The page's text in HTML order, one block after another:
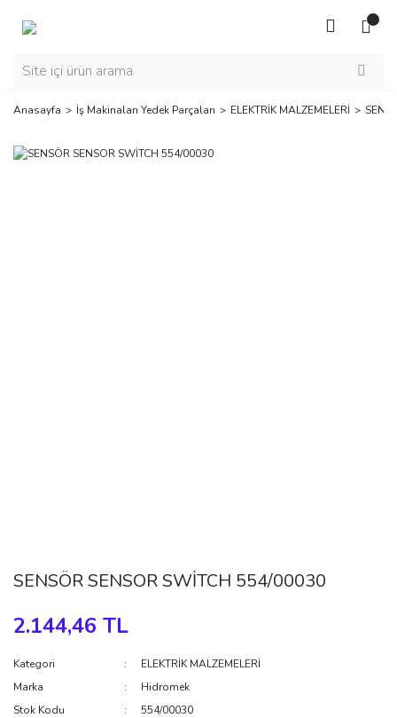
Anasayfa İş Makinaları Yedek Parçaları ELEKTRİK MALZEMELERİ
SENSÖR SENSOR SWİTCH 554/00030
2.144,46 TL
Kategori
ELEKTRİK MALZEMELERİ
Marka
Hidromek
Stok Kodu
554/00030